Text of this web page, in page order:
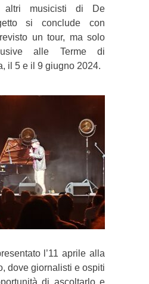
altri musicisti di De
si conclude con
un tour, ma solo
alle Terme di
il 5 e il 9 giugno 2024.
l’11 aprile alla
dove giornalisti e ospiti
di ascoltarlo e